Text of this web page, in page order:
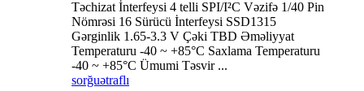
Təchizat İnterfeysi 4 telli SPI/I²C Vəzifə 1/40 Pin
Nömrəsi 16 Sürücü İnterfeysi SSD1315
Gərginlik 1.65-3.3 V Çəki TBD Əməliyyat
Temperaturu -40 ~ +85°C Saxlama Temperaturu
-40 ~ +85°C Ümumi Təsvir ...
sorğuətraflı